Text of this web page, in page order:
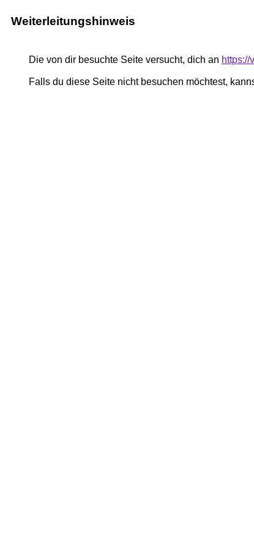
Weiterleitungshinweis
Die von dir besuchte Seite versucht, dich an https://
Falls du diese Seite nicht besuchen möchtest,